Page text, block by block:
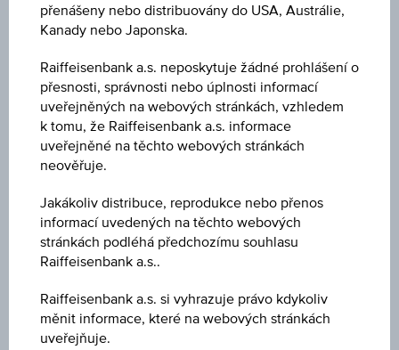
Klíčové údaje
Důležité hodnoty
1D
1M
3M
přenášeny nebo distribuovány do USA, Austrálie,
Kanady nebo Japonska.
Raiffeisenbank a.s. neposkytuje žádné prohlášení o
přesnosti, správnosti nebo úplnosti informací
uveřejněných na webových stránkách, vzhledem
k tomu, že Raiffeisenbank a.s. informace
uveřejněné na těchto webových stránkách
neověřuje.
Jakákoliv distribuce, reprodukce nebo přenos
informací uvedených na těchto webových
stránkách podléhá předchozímu souhlasu
Raiffeisenbank a.s..
Raiffeisenbank a.s. si vyhrazuje právo kdykoliv
měnit informace, které na webových stránkách
uveřejňuje.